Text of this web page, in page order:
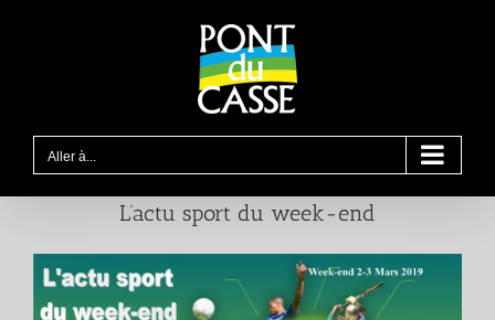
Aller à...
L’actu sport du week-end